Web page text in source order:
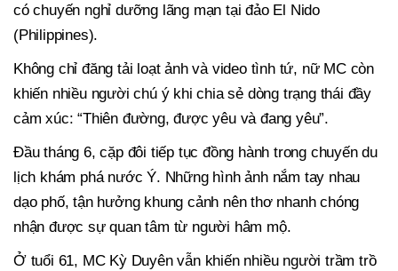
có chuyến nghỉ dưỡng lãng mạn tại đảo El Nido
(Philippines).
Không chỉ đăng tải loạt ảnh và video tình tứ, nữ MC còn
khiến nhiều người chú ý khi chia sẻ dòng trạng thái đầy
cảm xúc: “Thiên đường, được yêu và đang yêu”.
Đầu tháng 6, cặp đôi tiếp tục đồng hành trong chuyến du
lịch khám phá nước Ý. Những hình ảnh nắm tay nhau
dạo phố, tận hưởng khung cảnh nên thơ nhanh chóng
nhận được sự quan tâm từ người hâm mộ.
Ở tuổi 61, MC Kỳ Duyên vẫn khiến nhiều người trầm trồ